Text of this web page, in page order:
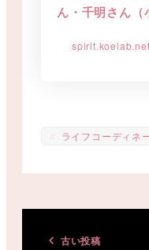
ん・千明さん（
spirit.koelab.net
ライフコーディネ
古い投稿